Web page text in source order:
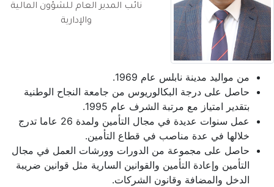
نائب المدير العام للشؤون المالية
والإدارية
من مواليد مدينة نابلس عام 1969.
حاصل على درجة البكالوريوس من جامعة النجاح الوطنية
بتقدير امتياز مع مرتبة الشرف عام 1995.
عمل سنوات عديدة في مجال التأمين ولمدة 26 عاما تدرج
خلالها في عدة مناصب في قطاع التأمين.
حاصل على مجموعة من الدورات وورشات العمل في مجال
التأمين وإعادة التأمين والقوانين السارية مثل قوانين ضريبة
الدخل والمضافة وقانون الشركات.